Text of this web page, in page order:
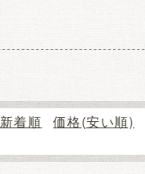
新着順 価格(安い順)